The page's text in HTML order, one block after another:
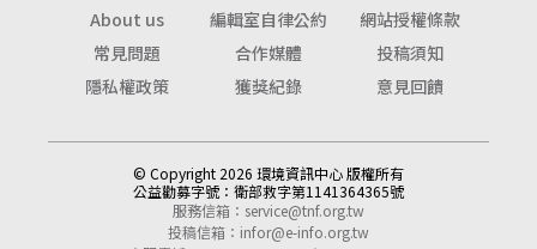
About us
編輯室自律公約
網站授權條款
常見問題
合作媒體
投稿須知
隱私權政策
獲獎紀錄 意見回饋
© Copyright 2026 環境資訊中心 版權所有
公益勸募字號： 衛部救字第1141364365號
服務信箱： service@tnf.org.tw
投稿信箱： infor@e-info.org.tw